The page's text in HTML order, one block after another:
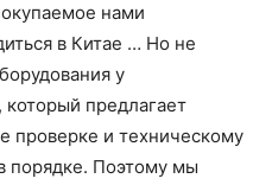
нами
в Китае … Но не
у
предлагает
проверке и техническому
порядке. Поэтому мы